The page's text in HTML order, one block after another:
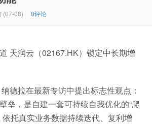
(07-08) 0评论
天润云（02167.HK）锁定中长期增
德拉在最新专访中提出标志性观点：
垒，是自建一套可持续自我优化的“爬
依托真实业务数据持续迭代、复利增